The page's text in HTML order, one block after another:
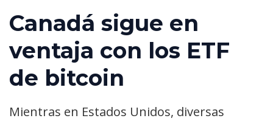
Canadá sigue en
ventaja con los ETF
de bitcoin
Mientras en Estados Unidos, diversas